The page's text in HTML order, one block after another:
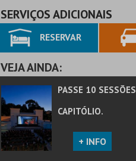
SALA
SERVIÇOS ADICIONAIS
RESERVAR
VEJA AINDA:
PASSE 10 SESSÕES
CAPITÓLIO.
+ INFO